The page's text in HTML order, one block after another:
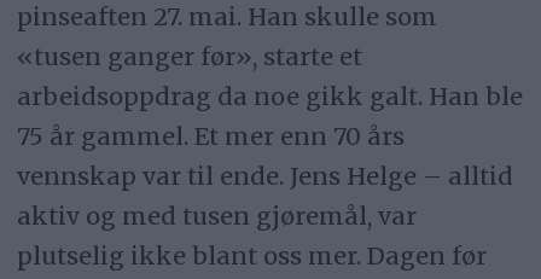
pinseaften 27. mai. Han skulle som
«tusen ganger før», starte et
arbeidsoppdrag da noe gikk galt. Han ble
75 år gammel. Et mer enn 70 års
vennskap var til ende. Jens Helge – alltid
aktiv og med tusen gjøremål, var
plutselig ikke blant oss mer. Dagen før